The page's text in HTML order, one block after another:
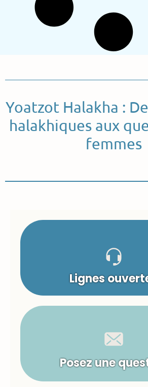
Yoatzot Halakha :
halakhiques aux
femmes
Lignes
Posez une